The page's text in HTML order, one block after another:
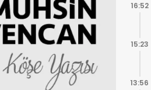
16:52
15:23
13:56